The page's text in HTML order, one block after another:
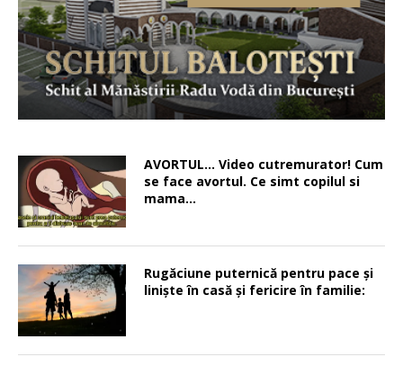
AVORTUL… Video cutremurator! Cum
se face avortul. Ce simt copilul si
mama…
Rugăciune puternică pentru pace şi
linişte în casă şi fericire în familie: